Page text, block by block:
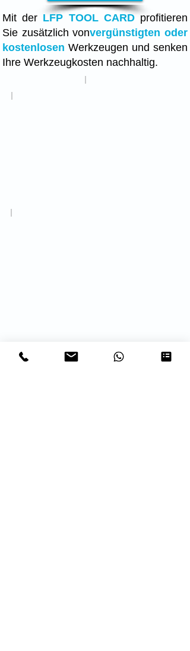
Mit der LFP TOOL CARDprofitieren
Sie zusätzlich vonvergünstigten oder
kostenlosen Werkzeugen und senken
Ihre Werkzeugkosten nachhaltig.